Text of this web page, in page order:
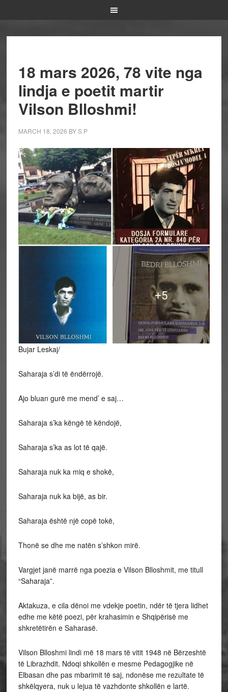
18 mars 2026, 78 vite nga
lindja e poetit martir
Vilson Blloshmi!
MARCH 18, 2026 BYS P
Bujar Leskaj/
Saharaja s’di të ëndërrojë.
Ajo bluan gurë me mend’ e saj…
Saharaja s’ka këngë të këndojë,
Saharaja s’ka as lot të qajë.
Saharaja nuk ka miq e shokë,
Saharaja nuk ka bijë, as bir.
Saharaja është një copë tokë,
Thonë se dhe me natën s’shkon mirë.
Vargjet janë marrë nga poezia e Vilson Blloshmit, me titull
“Saharaja”.
Aktakuza, e cila dënoi me vdekje poetin, ndër të tjera lidhet
edhe me këtë poezi, për krahasimin e Shqipërisë me
shkretëtirën e Saharasë.
Vilson Blloshmi lindi më 18 mars të vitit 1948 në Bërzeshtë
të Librazhdit. Ndoqi shkollën e mesme Pedagogjike në
Elbasan dhe pas mbarimit të saj, ndonëse me rezultate të
shkëlqyera, nuk u lejua të vazhdonte shkollën e lartë.